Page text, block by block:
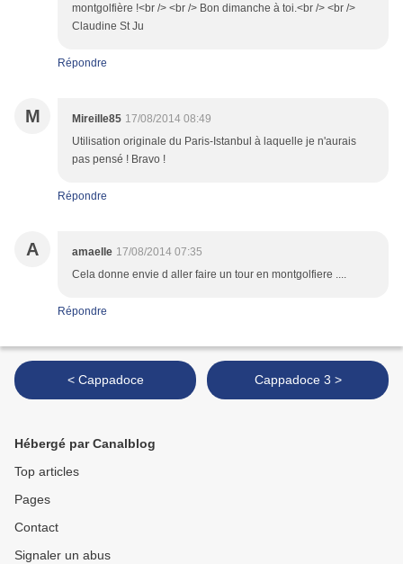
montgolfière !<br /> <br /> Bon dimanche à toi.<br /> <br />
Claudine St Ju
Répondre
M Mireille85 17/08/2014 08:49
Utilisation originale du Paris-Istanbul à laquelle je n'aurais
pas pensé ! Bravo !
Répondre
A amaelle 17/08/2014 07:35
Cela donne envie d aller faire un tour en montgolfiere ....
Répondre
< Cappadoce Cappadoce 3 >
Hébergé par Canalblog
Top articles
Pages
Contact
Signaler un abus